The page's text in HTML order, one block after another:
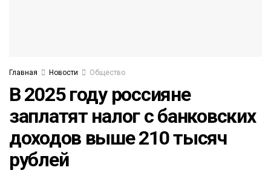
Главная Новости Общество
В 2025 году россияне
заплатят налог с банковских
доходов выше 210 тысяч
рублей